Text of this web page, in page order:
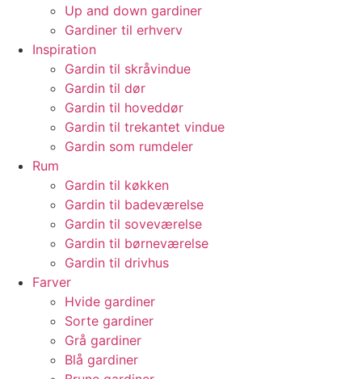
Up and down gardiner
Gardiner til erhverv
Inspiration
Gardin til skråvindue
Gardin til dør
Gardin til hoveddør
Gardin til trekantet vindue
Gardin som rumdeler
Rum
Gardin til køkken
Gardin til badeværelse
Gardin til soveværelse
Gardin til børneværelse
Gardin til drivhus
Farver
Hvide gardiner
Sorte gardiner
Grå gardiner
Blå gardiner